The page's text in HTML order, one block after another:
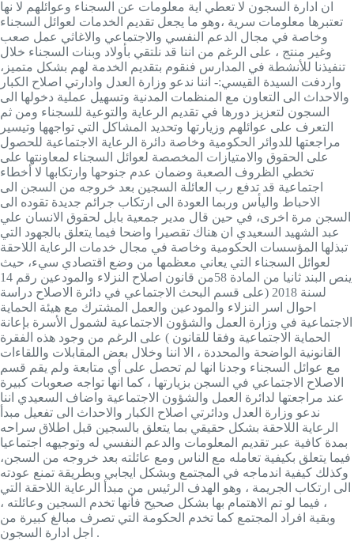
ان ادارة السجون لا تعطي اية معلومات عن السجناء وعوائلهم لا نها
تعتبرها معلومات سرية ،وهو ما يجعل تقديم الخدمات لعوائل السجناء
وخاصة في مجال الدعم النفسي والاجتماعي والاغاثي عمل صعب
وغير منتج ، على الرغم من اننا قد نلتقي بأولاد وبنات السجناء خلال
تنفيذنا للأنشطة في المدارس فنقوم بتقديم الخدمة لهم بشكل متميز،
واردفت السيدة القيسي:- اننا ندعو وزارة العدل وادارتي اصلاح الكبار
والاحداث الى التعاون مع المنظمات المدنية وتسهيل عملية دخولها الى
السجون لتعزيز دورها في تقديم الرعاية والتوعية للسجناء ومن ثم
التعرف على عوائلهم وزيارتها وتحديد المشاكل التي تواجهها وتيسير
مراجعتها للدوائر الحكومية وخاصة دائرة الرعاية الاجتماعية للحصول
على الحقوق والامتيازات المخصصة لعوائل السجناء لمعاونتها على
تخطي الظروف الصعبة وضمان عدم جنوحها وارتكابها لا أخطاء
اجتماعية قد تدفع رب العائلة السجين بعد خروجه من السجن الى
الاحباط واليأس وربما العودة الى ارتكاب جرائم جديدة تقوده الى
السجن مرة اخرى، في حين قال مدير جمعية بابل لحقوق الانسان علي
عبد الشهيد السعيدي ان هناك تقصيرا واضحا فيما يتعلق بالجهود التي
تبذلها المؤسسات الحكومية وخاصة في مجال خدمات الرعاية اللاحقة
لعوائل السجناء التي يعاني معظمها من وضع اقتصادي سيء، حيث
ينص البند ثانيا من المادة 58من قانون اصلاح النزلاء والمودعين رقم 14
لسنة 2018 (على قسم البحث الاجتماعي في دائرة الاصلاح دراسة
احوال اسر النزلاء والمودعين والعمل المشترك مع هيئة الحماية
الاجتماعية في وزارة العمل والشؤون الاجتماعية لشمول الأسرة بإعانة
الحماية الاجتماعية وفقا للقانون ) على الرغم من وجود هذه الفقرة
القانونية الواضحة والمحددة ، الا اننا وخلال بعض المقابلات واللقاءات
مع عوائل السجناء وجدنا انها لم تحصل على أي متابعة ولم يقم قسم
الاصلاح الاجتماعي في السجن بزيارتها ، كما انها تواجه صعوبات كبيرة
عند مراجعتها لدائرة العمل والشؤون الاجتماعية واضاف السعيدي اننا
ندعو وزارة العدل ودائرتي اصلاح الكبار والاحداث الى تفعيل مبدأ
الرعاية اللاحقة بشكل حقيقي بما يتعلق بالسجين قبل اطلاق سراحه
بمدة كافية عبر تقديم المعلومات والدعم النفسي له وتوجيهه اجتماعيا
فيما يتعلق بكيفية تعامله مع الناس ومع عائلته بعد خروجه من السجن،
وكذلك كيفية اندماجه في المجتمع وبشكل ايجابي وبطريقة تمنع عودته
الى ارتكاب الجريمة ، وهو الهدف الرئيس من مبدأ الرعاية اللاحقة التي
، فيما لو تم الاهتمام بها بشكل صحيح فأنها تخدم السجين وعائلته ،
وبقية افراد المجتمع كما تخدم الحكومة التي تصرف مبالغ كبيرة من
اجل ادارة السجون .